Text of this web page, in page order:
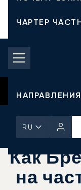
ЧАРТЕР
СТОИМОСТЬ
ЧАСТНЫЕ
НАПРАВЛЕНИЯ
RU
ПОЛУЧИТЬ
Как
на